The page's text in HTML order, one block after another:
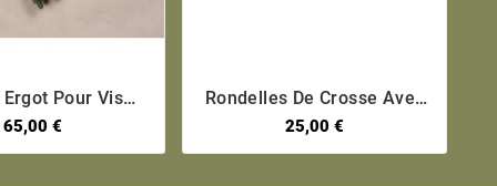

Pour Vis
Crosse 98K
65,00 €
Rondelles De Crosse Avec
Axe Pour Fusil Mauser 98k
Diamètre 23 Mm
25,00 €